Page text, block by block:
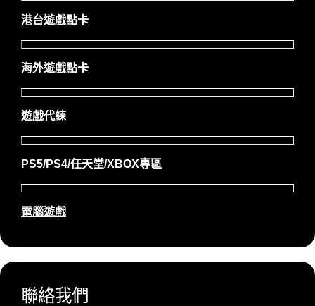
港台遊戲點卡
海外遊戲點卡
遊戲代練
PS5/PS4/任天堂/XBOX專區
電腦遊戲
聯絡我們